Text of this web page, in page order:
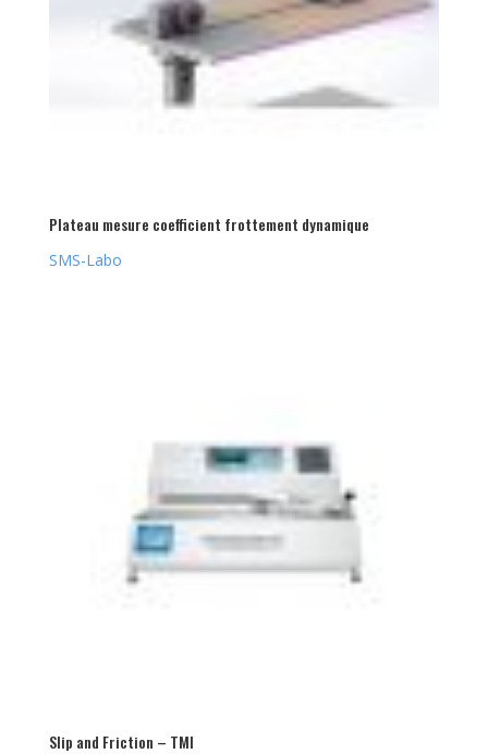
Plateau mesure coefficient frottement dynamique
SMS-Labo
Slip and Friction – TMI